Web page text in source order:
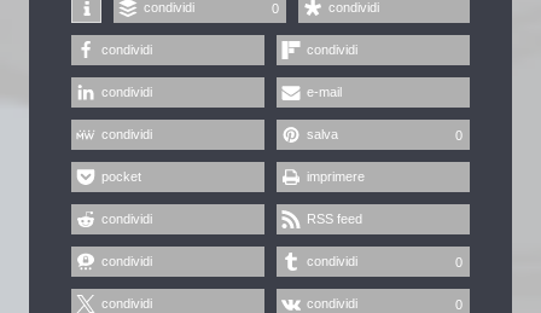
condividi 0 condividi
condividi condividi
condividi e-mail
condividi salva 0
pocket imprimere
condividi RSS feed
condividi condividi 0
condividi condividi 0